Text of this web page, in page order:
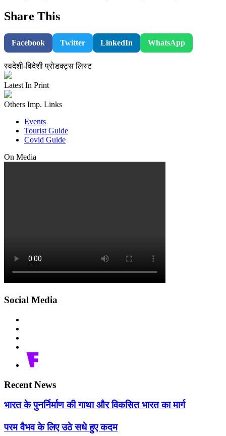
Share This
Facebook Twitter LinkedIn WhatsApp
स्वदेशी-विदेशी प्रोडक्ट्स लिस्ट
Latest In Print
Others Imp. Links
Events
Tourist Guide
Covid Guide
On Media
Social Media
Recent News
भारत के पुनर्निर्माण की गाथा और विकसित भारत का मार्ग
परम वैभव के लिए उठे सधे हुए कदम